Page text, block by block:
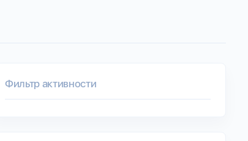
Фильтр активности